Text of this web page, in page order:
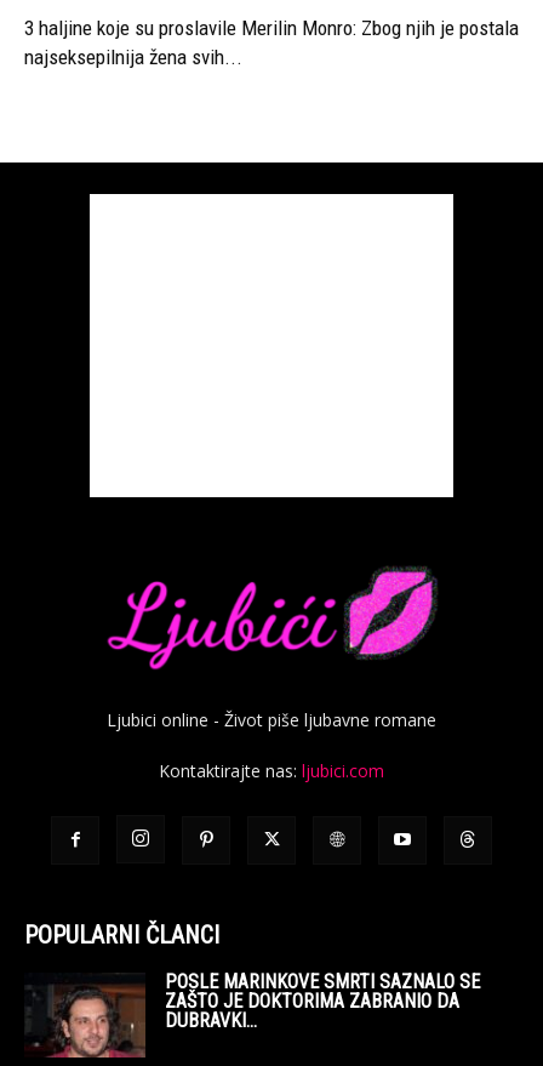
3 haljine koje su proslavile Merilin Monro: Zbog njih je postala
najseksepilnija žena svih...
Ljubici online - Život piše ljubavne romane
Kontaktirajte nas: ljubici.com
POPULARNI ČLANCI
POSLE MARINKOVE SMRTI SAZNALO SE
ZAŠTO JE DOKTORIMA ZABRANIO DA
DUBRAVKI...